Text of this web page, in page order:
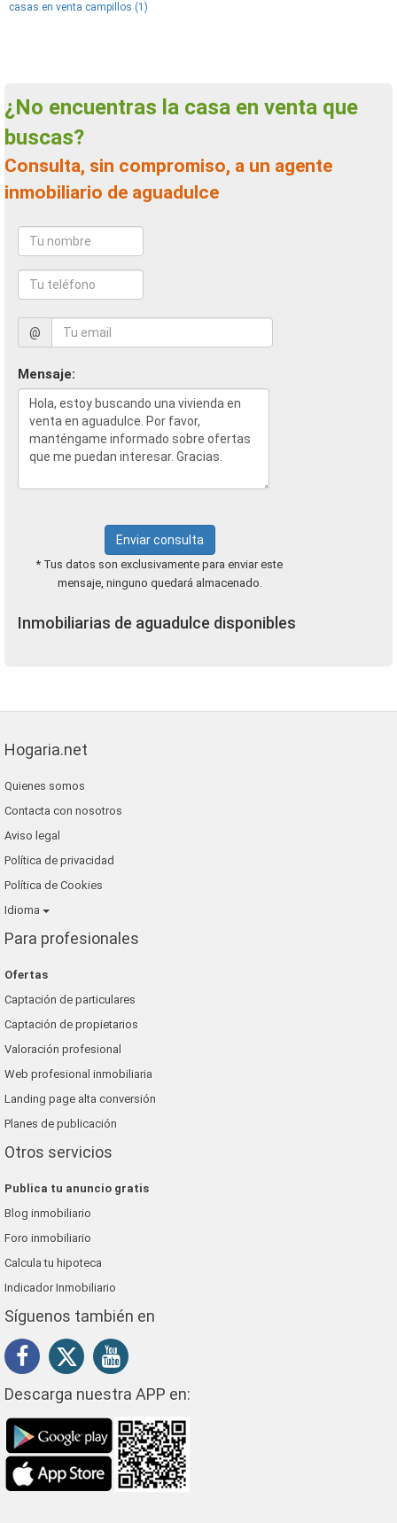
casas en venta campillos (1)
¿No encuentras la casa en venta que
buscas?
Consulta, sin compromiso, a un agente
inmobiliario de aguadulce
@
Mensaje:
Enviar consulta
* Tus datos son exclusivamente para enviar este
mensaje, ninguno quedará almacenado.
Inmobiliarias de aguadulce disponibles
Hogaria.net
Quienes somos
Contacta con nosotros
Aviso legal
Política de privacidad
Política de Cookies
Idioma
Para profesionales
Ofertas
Captación de particulares
Captación de propietarios
Valoración profesional
Web profesional inmobiliaria
Landing page alta conversión
Planes de publicación
Otros servicios
Publica tu anuncio gratis
Blog inmobiliario
Foro inmobiliario
Calcula tu hipoteca
Indicador Inmobiliario
Síguenos también en
Descarga nuestra APP en: